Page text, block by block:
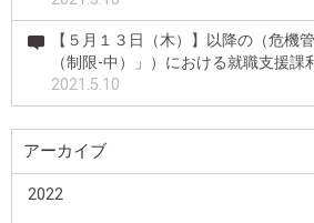
【５月１３日（木）】以降の（危機
（制限-中）」）における就職支援課
2021.5.10
アーカイブ
2022